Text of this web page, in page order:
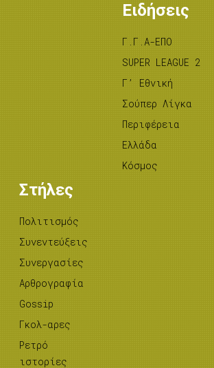
Ειδήσεις
Γ.Γ.Α-ΕΠΟ
SUPER LEAGUE 2
Γ’ Εθνική
Σούπερ Λίγκα
Περιφέρεια
Ελλάδα
Κόσμος
Στήλες
Πολιτισμός
Συνεντεύξεις
Συνεργασίες
Αρθρογραφία
Gossip
Γκολ-αρες
Ρετρό
ιστορίες